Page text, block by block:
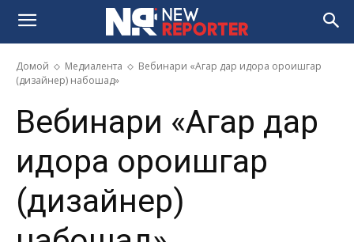
Домой Медиалента
Вебинари «Агар дар идора ороишгар
(дизайнер) набошад»
Вебинари «Агар дар
идора ороишгар
(дизайнер)